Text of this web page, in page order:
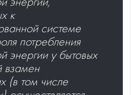
к
системе
потребления
энергии у бытовых
взамен
(в том числе